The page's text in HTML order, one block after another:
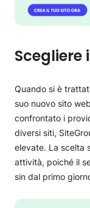
Scegliere
Quando si è
suo nuovo sito
confrontato i
diversi siti,
elevate. La scelta
attività, poiché il
sin dal primo